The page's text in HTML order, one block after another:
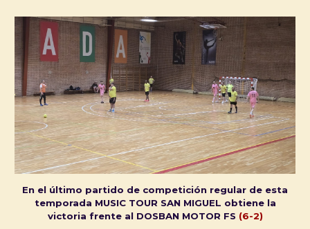
En el último partido de competición regular de esta
temporada MUSIC TOUR SAN MIGUEL obtiene la
victoria frente al DOSBAN MOTOR FS (6-2)